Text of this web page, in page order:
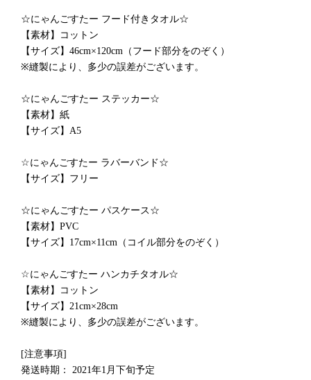
☆にゃんごすたー フード付きタオル☆
【素材】コットン
【サイズ】46cm×120cm（フード部分をのぞく）
※縫製により、多少の誤差がございます。
☆にゃんごすたー ステッカー☆
【素材】紙
【サイズ】A5
☆にゃんごすたー ラバーバンド☆
【サイズ】フリー
☆にゃんごすたー パスケース☆
【素材】PVC
【サイズ】17cm×11cm（コイル部分をのぞく）
☆にゃんごすたー ハンカチタオル☆
【素材】コットン
【サイズ】21cm×28cm
※縫製により、多少の誤差がございます。
[注意事項]
発送時期： 2021年1月下旬予定